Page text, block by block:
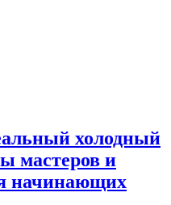
холодный
мастеров и
начинающих